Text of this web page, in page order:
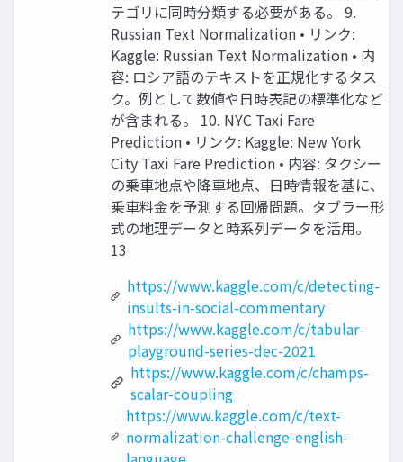
テゴリに同時分類する必要がある。 9.
Russian Text Normalization • リンク:
Kaggle: Russian Text Normalization • 内
容: ロシア語のテキストを正規化するタス
ク。例として数値や日時表記の標準化など
が含まれる。 10. NYC Taxi Fare
Prediction • リンク: Kaggle: New York
City Taxi Fare Prediction • 内容: タクシー
の乗車地点や降車地点、日時情報を基に、
乗車料金を予測する回帰問題。タブラー形
式の地理データと時系列データを活用。
13
https://www.kaggle.com/c/detecting-
insults-in-social-commentary
https://www.kaggle.com/c/tabular-
playground-series-dec-2021
https://www.kaggle.com/c/champs-
scalar-coupling
https://www.kaggle.com/c/text-
normalization-challenge-english-